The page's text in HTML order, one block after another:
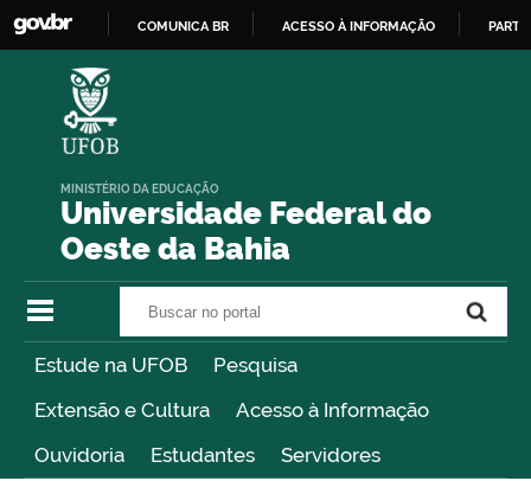
COMUNICA BR ACESSO À INFORMAÇÃO
Universidade Federal do
Oeste da Bahia
MINISTÉRIO DA EDUCAÇÃO
Estude na UFOB
Pesquisa
Extensão e Cultura
Acesso à Informação
Ouvidoria
Estudantes Servidores